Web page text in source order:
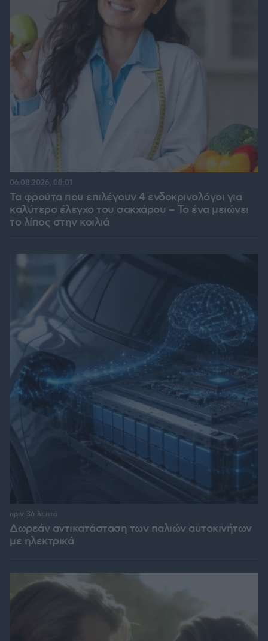
Τα φρούτα που επιλέγουν 4 ενδοκρινολόγοι για
καλύτερο έλεγχο του σακχάρου – Το ένα μειώνει
το λίπος στην κοιλιά
06.08.2026, 08:01
Δωρεάν αντικατάσταση των παλιών αυτοκινήτων
με ηλεκτρικά
πριν 36 λεπτά